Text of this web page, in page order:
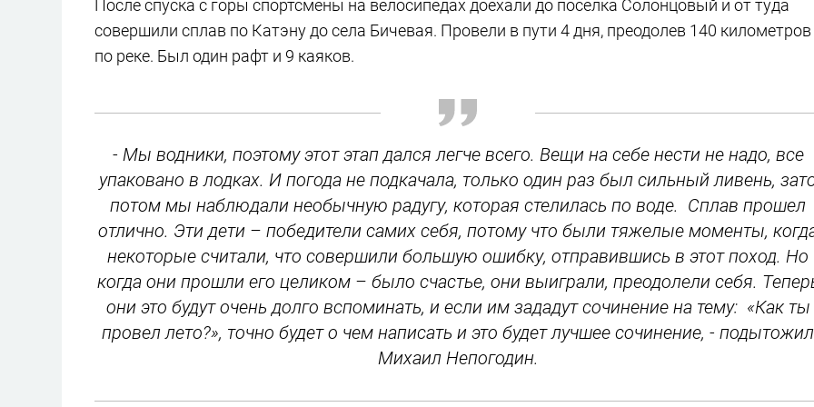
После спуска с горы спортсмены на велосипедах доехали до поселка Солонцовый и от туда
совершили сплав по Катэну до села Бичевая. Провели в пути 4 дня, преодолев 140 километров
по реке. Был один рафт и 9 каяков.
- Мы водники, поэтому этот этап дался легче всего. Вещи на себе нести не надо, все
упаковано в лодках. И погода не подкачала, только один раз был сильный ливень,
потом мы наблюдали необычную радугу, которая стелилась по воде. Сплав прошел
отлично. Эти дети – победители самих себя, потому что были тяжелые моменты,
некоторые считали, что совершили большую ошибку, отправившись в этот поход. Но
когда они прошли его целиком – было счастье, они выиграли, преодолели себя.
они это будут очень долго вспоминать, и если им зададут сочинение на тему: «Как ты
провел лето?», точно будет о чем написать и это будет лучшее сочинение, - подытожил
Михаил Непогодин.